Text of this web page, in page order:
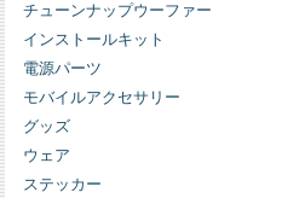
チューンナップウーファー
インストールキット
電源パーツ
モバイルアクセサリー
グッズ
ウェア
ステッカー